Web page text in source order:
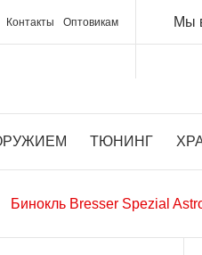
Контакты Оптовикам Мы
ТЮНИНГ
Бинокль Bresser Spezial